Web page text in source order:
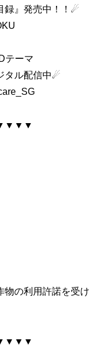
録』発売中！！☄
テーマ
タル配信中☄
物の利用許諾を受け